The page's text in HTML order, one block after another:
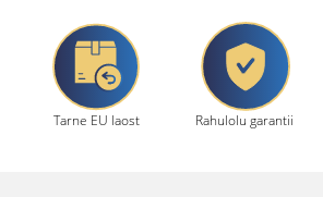
Tarne EU laost Rahulolu garantii